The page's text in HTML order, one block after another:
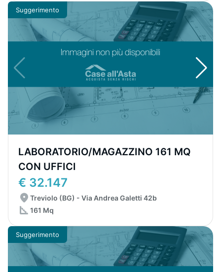
Suggerimento
LABORATORIO/MAGAZZINO 161 MQ
CON UFFICI
€ 32.147
Treviolo (BG) - Via Andrea Galetti 42b
161 Mq
Suggerimento